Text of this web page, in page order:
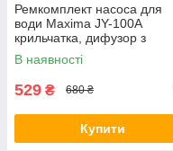
Ремкомплект насоса для
води Maxima JY-100A
крильчатка, дифузор з
трубкою, сальники
В наявності
529 ₴ 680 ₴
Купити